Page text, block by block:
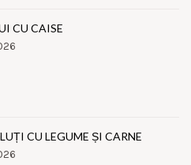
CU CAISE
CU LEGUME ȘI CARNE